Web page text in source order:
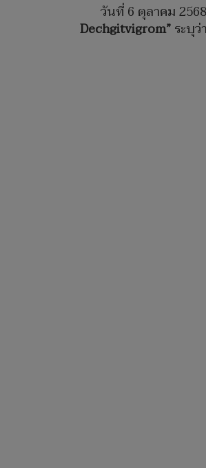
วันที่ 6 ตุลาคม
Dechgitvigrom”ระบุ